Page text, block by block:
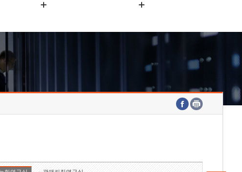
호남권연구본부
기획본부
연구원 고객헌장
주요업무연락처